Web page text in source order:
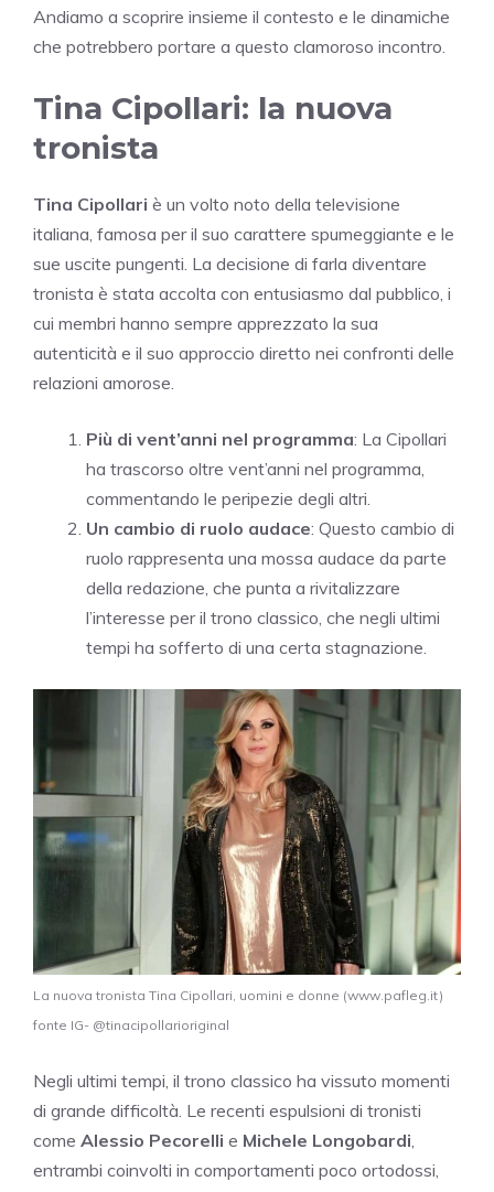
Andiamo a scoprire insieme il contesto e le dinamiche
che potrebbero portare a questo clamoroso incontro.
Tina Cipollari: la nuova
tronista
Tina Cipollari è un volto noto della televisione
italiana, famosa per il suo carattere spumeggiante e le
sue uscite pungenti. La decisione di farla diventare
tronista è stata accolta con entusiasmo dal pubblico, i
cui membri hanno sempre apprezzato la sua
autenticità e il suo approccio diretto nei confronti delle
relazioni amorose.
Più di vent’anni nel programma: La Cipollari
ha trascorso oltre vent’anni nel programma,
commentando le peripezie degli altri.
Un cambio di ruolo audace: Questo cambio di
ruolo rappresenta una mossa audace da parte
della redazione, che punta a rivitalizzare
l’interesse per il trono classico, che negli ultimi
tempi ha sofferto di una certa stagnazione.
La nuova tronista Tina Cipollari, uomini e donne (www.pafleg.it)
fonte IG- @tinacipollarioriginal
Negli ultimi tempi, il trono classico ha vissuto momenti
di grande difficoltà. Le recenti espulsioni di tronisti
come Alessio Pecorelli e Michele Longobardi
entrambi coinvolti in comportamenti poco ortodossi,